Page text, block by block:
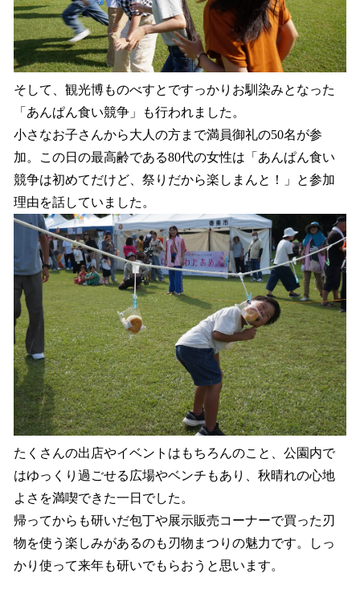
そして、観光博ものべすとですっかりお馴染みとなった
「あんぱん食い競争」も行われました。
小さなお子さんから大人の方まで満員御礼の50名が参
加。この日の最高齢である80代の女性は「あんぱん食い
競争は初めてだけど、祭りだから楽しまんと！」と参加
理由を話していました。
たくさんの出店やイベントはもちろんのこと、公園内で
はゆっくり過ごせる広場やベンチもあり、秋晴れの心地
よさを満喫できた一日でした。
帰ってからも研いだ包丁や展示販売コーナーで買った刃
物を使う楽しみがあるのも刃物まつりの魅力です。しっ
かり使って来年も研いでもらおうと思います。